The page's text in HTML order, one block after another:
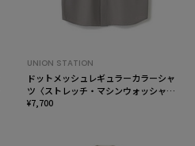
UNION STATION
ドットメッシュレギュラーカラーシャ
ツ〈ストレッチ・マシンウォッシャブ
ル・軽量・接触冷感・通気性〉
¥7,700